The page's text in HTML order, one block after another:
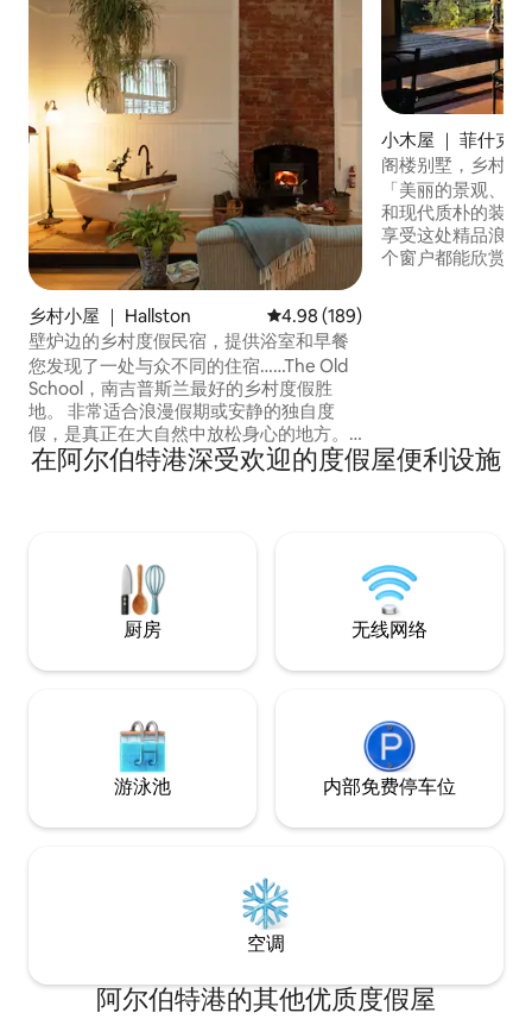
乡村小屋 ｜ Hallston 平均评分 4.98 分（满分 5 分），
4.98 (189)
壁炉边的乡村度假民宿，提供浴室和早餐
您发现了一处与众不同的住宿……The Old
School，南吉普斯兰最好的乡村度假胜
地。 非常适合浪漫假期或安静的独自度
假，是真正在大自然中放松身心的地方。
坐落在南吉普斯兰的山脚下，沿着风景优
美的格兰德里奇路（Grand Ridge
⭐️《Country Style》杂志评选的顶级乡村
小木屋 ｜ 菲什克
阁楼别墅，乡村度
「美丽的景观、
和现代质朴的装饰」-
享受这处精品浪漫
个窗户都能欣赏到
在阿尔伯特港深受欢迎的度假屋便利设施
厨房 无线网络
游泳池 内部免费停车位
空调
阿尔伯特港的其他优质度假屋